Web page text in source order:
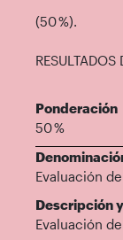
(50 %).
RESULTADOS
Ponderación
50 %
Evaluación
Descripción
Evaluación